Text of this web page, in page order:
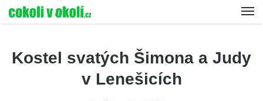
Kostel svatých Šimona a Judy
v Lenešicích